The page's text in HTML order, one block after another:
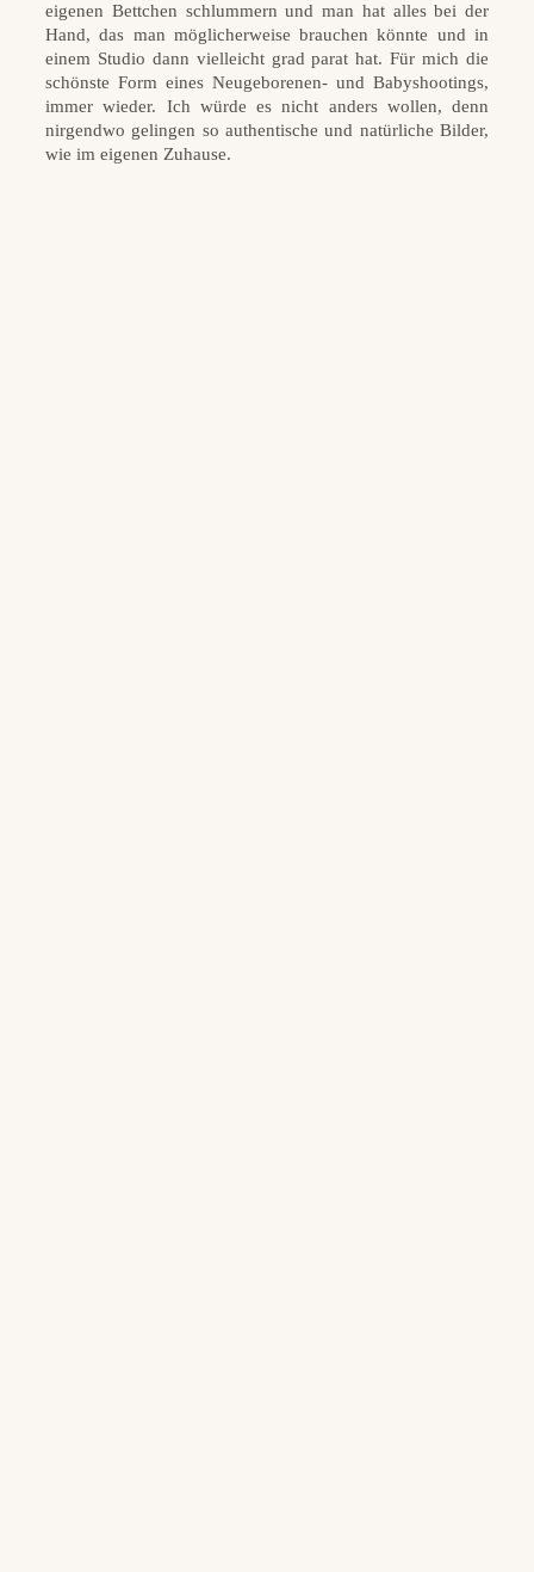
eigenen Bettchen schlummern und man hat alles bei der
Hand, das man möglicherweise brauchen könnte und in
einem Studio dann vielleicht grad parat hat. Für mich die
schönste Form eines Neugeborenen- und Babyshootings,
immer wieder. Ich würde es nicht anders wollen, denn
nirgendwo gelingen so authentische und natürliche Bilder,
wie im eigenen Zuhause.